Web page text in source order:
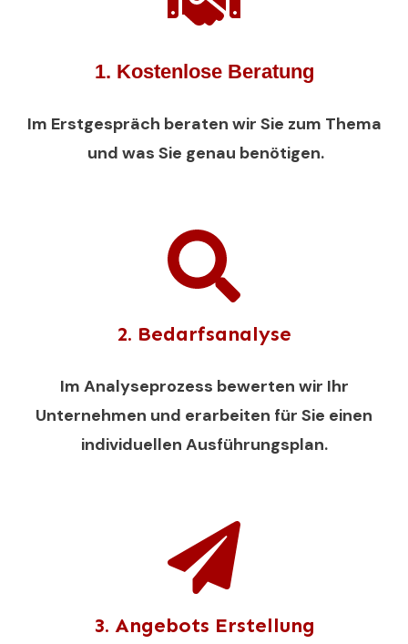
1. Kostenlose Beratung
Im Erstgespräch beraten wir Sie zum Thema
und was Sie genau benötigen.
2. Bedarfsanalyse
Im Analyseprozess bewerten wir Ihr
Unternehmen und erarbeiten für Sie einen
individuellen Ausführungsplan.
3. Angebots Erstellung